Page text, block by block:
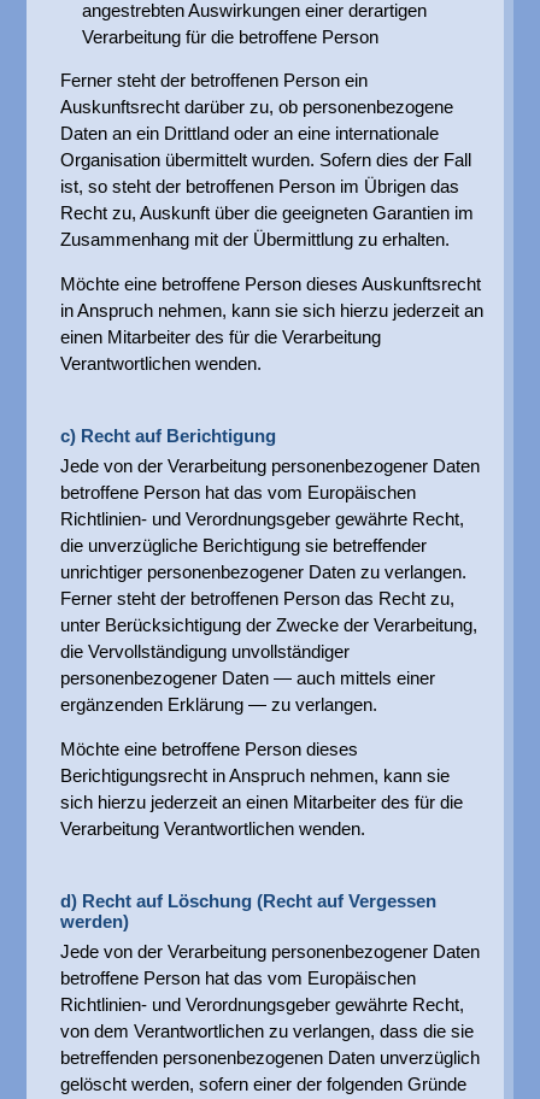
angestrebten Auswirkungen einer derartigen
Verarbeitung für die betroffene Person
Ferner steht der betroffenen Person ein
Auskunftsrecht darüber zu, ob personenbezogene
Daten an ein Drittland oder an eine internationale
Organisation übermittelt wurden. Sofern dies der Fall
ist, so steht der betroffenen Person im Übrigen das
Recht zu, Auskunft über die geeigneten Garantien im
Zusammenhang mit der Übermittlung zu erhalten.
Möchte eine betroffene Person dieses Auskunftsrecht
in Anspruch nehmen, kann sie sich hierzu jederzeit an
einen Mitarbeiter des für die Verarbeitung
Verantwortlichen wenden.
c) Recht auf Berichtigung
Jede von der Verarbeitung personenbezogener Daten
betroffene Person hat das vom Europäischen
Richtlinien- und Verordnungsgeber gewährte Recht,
die unverzügliche Berichtigung sie betreffender
unrichtiger personenbezogener Daten zu verlangen.
Ferner steht der betroffenen Person das Recht zu,
unter Berücksichtigung der Zwecke der Verarbeitung,
die Vervollständigung unvollständiger
personenbezogener Daten — auch mittels einer
ergänzenden Erklärung — zu verlangen.
Möchte eine betroffene Person dieses
Berichtigungsrecht in Anspruch nehmen, kann sie
sich hierzu jederzeit an einen Mitarbeiter des für die
Verarbeitung Verantwortlichen wenden.
d) Recht auf Löschung (Recht auf Vergessen
werden)
Jede von der Verarbeitung personenbezogener Daten
betroffene Person hat das vom Europäischen
Richtlinien- und Verordnungsgeber gewährte Recht,
von dem Verantwortlichen zu verlangen, dass die sie
betreffenden personenbezogenen Daten unverzüglich
gelöscht werden, sofern einer der folgenden Gründe